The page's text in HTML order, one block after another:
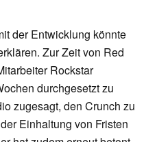
der Entwicklung könnte
Zur Zeit von Red
Rockstar
durchgesetzt zu
zugesagt, den Crunch zu
Einhaltung von Fristen